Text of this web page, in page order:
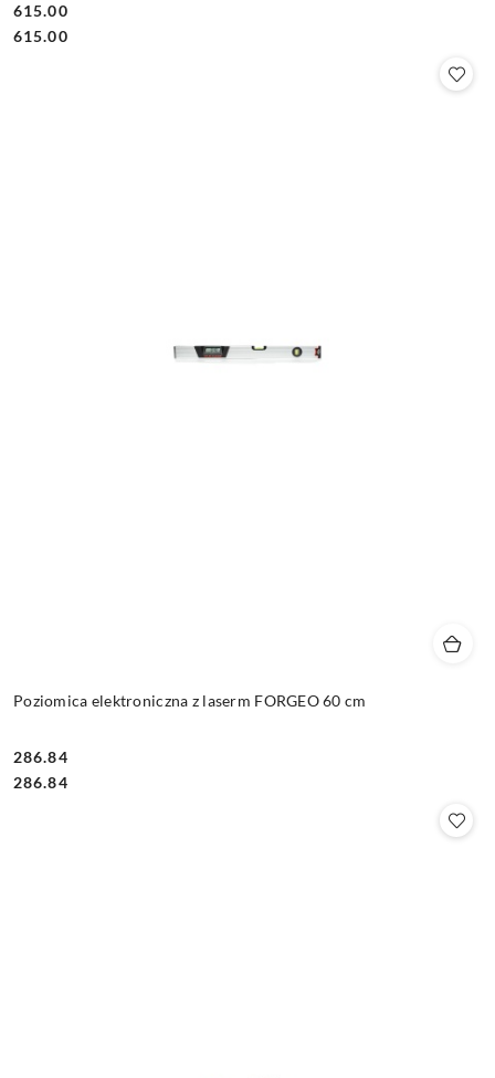
Cena:
615.00
Cena:
615.00
Poziomica elektroniczna z laserm FORGEO 60 cm
Cena:
286.84
Cena:
286.84